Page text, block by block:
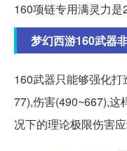
160项链专用满灵力是
梦幻西游160武器
160武器只能够强化
77),伤害(490~667),这
况下的理论极限伤害